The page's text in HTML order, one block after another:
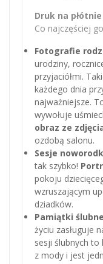
Druk na płótnie
Co najczęściej
Fotografie
urodziny,
przyjaciółmi.
każdego dnia
najważniejsze.
wywołuje
obraz ze
ozdobą salonu.
Sesje
tak szybko!
pokoju
wzruszającym
dziadków.
Pamiątki
życiu zasługuje
sesji ślubnych to
z mody i jest